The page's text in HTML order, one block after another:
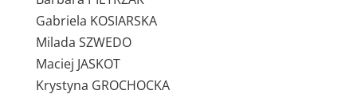
Gabriela KOSIARSKA
Milada SZWEDO
Maciej JASKOT
Krystyna GROCHOCKA